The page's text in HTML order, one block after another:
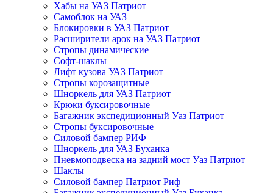
Хабы на УАЗ Патриот
Самоблок на УАЗ
Блокировки в УАЗ Патриот
Расширители арок на УАЗ Патриот
Стропы динамические
Софт-шаклы
Лифт кузова УАЗ Патриот
Стропы корозащитные
Шноркель для УАЗ Патриот
Крюки буксировочные
Багажник экспедиционный Уаз Патриот
Стропы буксировочные
Силовой бампер РИФ
Шноркель для УАЗ Буханка
Пневмоподвеска на задний мост Уаз Патриот
Шаклы
Силовой бампер Патриот Риф